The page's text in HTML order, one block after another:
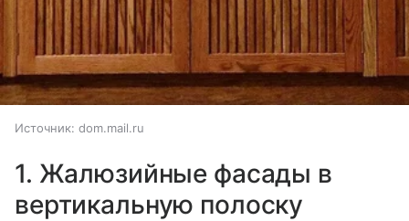
Источник: dom.mail.ru
1. Жалюзийные фасады в
вертикальную полоску